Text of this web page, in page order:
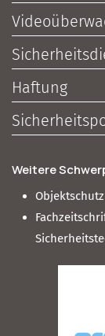
Haftung
Weitere
Objektschutz